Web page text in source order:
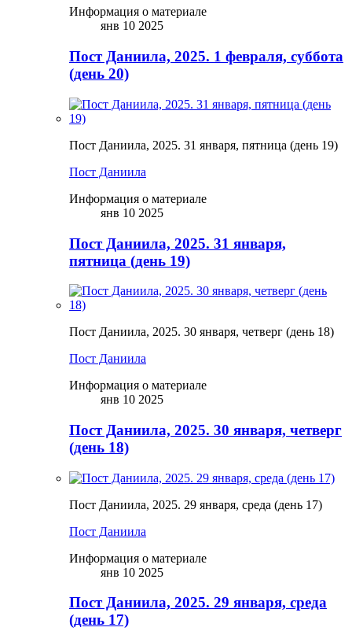
Информация о материале
янв 10 2025
Пост Даниила, 2025. 1 февраля, суббота
(день 20)
Пост Даниила, 2025. 31 января, пятница (день 19)
Пост Даниила
Информация о материале
янв 10 2025
Пост Даниила, 2025. 31 января,
пятница (день 19)
Пост Даниила, 2025. 30 января, четверг (день 18)
Пост Даниила
Информация о материале
янв 10 2025
Пост Даниила, 2025. 30 января, четверг
(день 18)
Пост Даниила, 2025. 29 января, среда (день 17)
Пост Даниила
Информация о материале
янв 10 2025
Пост Даниила, 2025. 29 января, среда
(день 17)